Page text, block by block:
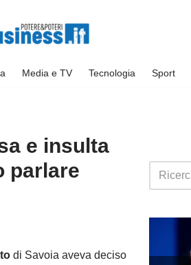
Media e TV Tecnologia Sport
e insulta
parlare
di Savoia aveva deciso